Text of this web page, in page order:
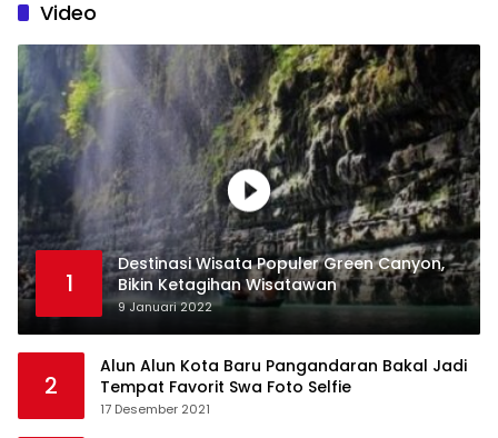
Video
1
Destinasi Wisata Populer Green Canyon,
Bikin Ketagihan Wisatawan
9 Januari 2022
2
Alun Alun Kota Baru Pangandaran Bakal Jadi
Tempat Favorit Swa Foto Selfie
17 Desember 2021